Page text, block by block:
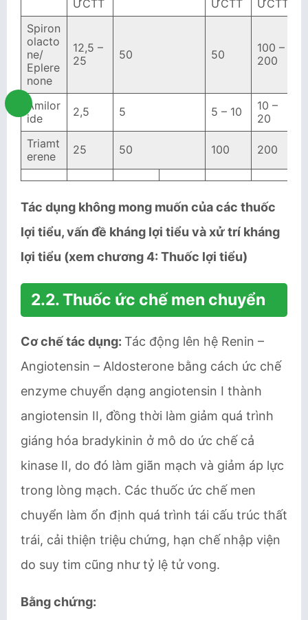
ƯCTT
ƯCTT
ƯCTT
Spiron
olacto
ne/
Eplere
none
12,5 –
25
50 50
100 –
200
Amilor
ide
2,5 5 5 – 10
10 –
20
Triamt
erene
25 50 100 200
Tác dụng không mong muốn của các thuốc
lợi tiểu, vấn đề kháng lợi tiểu và xử trí kháng
lợi tiểu (xem chương 4: Thuốc lợi tiểu)
2.2. Thuốc ức chế men chuyển
Cơ chế tác dụng: Tác động lên hệ Renin –
Angiotensin – Aldosterone bằng cách ức chế
enzyme chuyển dạng angiotensin I thành
angiotensin II, đồng thời làm giảm quá trình
giáng hóa bradykinin ở mô do ức chế cả
kinase II, do đó làm giãn mạch và giảm áp lực
trong lòng mạch. Các thuốc ức chế men
chuyển làm ổn định quá trình tái cấu trúc thất
trái, cải thiện triệu chứng, hạn chế nhập viện
do suy tim cũng như tỷ lệ tử vong.
Bằng chứng: